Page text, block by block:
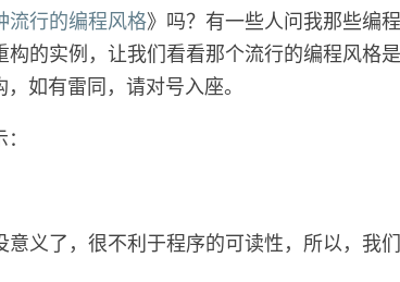
个
示
例
流行的编程风格》吗？有一些人问我那些编
的实例，让我们看看那个流行的编程风格
如有雷同，请对号入座。
义了，很不利于程序的可读性，所以，我